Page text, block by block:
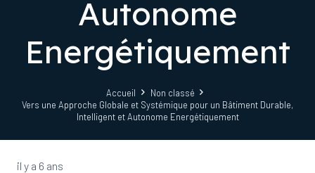
Autonome
Energétiquement
Accueil
Non classé
Vers une Approche Globale et Systémique pour un Bâtiment Durable,
Intelligent et Autonome Energétiquement
il y a 6 ans